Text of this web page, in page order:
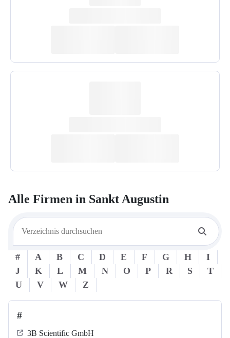
Alle Firmen in Sankt Augustin
# A B C D E F G H
I
J
K L M N O P R S
T
U
V W Z
#
3B Scientific GmbH